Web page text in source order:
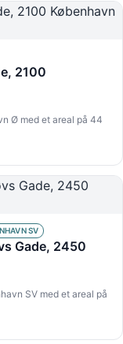
2100
Ø med et areal på 44
SV
Gade, 2450
SV med et areal på